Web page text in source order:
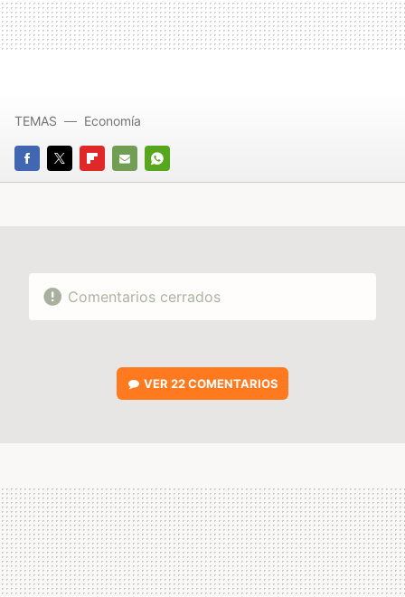
FACEBOOK
TWITTERFLIPBOARD
E-
WHATSAPP
TEMAS Economía
Comentarios cerrados
VER22 COMENTARIOS